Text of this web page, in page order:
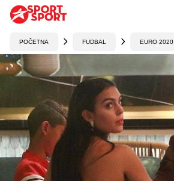
POČETNA FUDBAL EURO 2020